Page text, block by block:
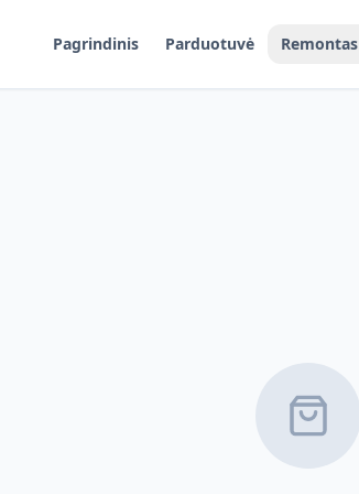
Pagrindinis Parduotuvė Remontas